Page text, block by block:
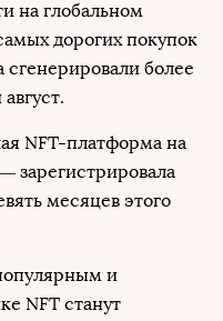
на глобальном
дорогих покупок
сгенерировали более
NFT-платформа на
зарегистрировала
месяцев этого
и
NFT станут